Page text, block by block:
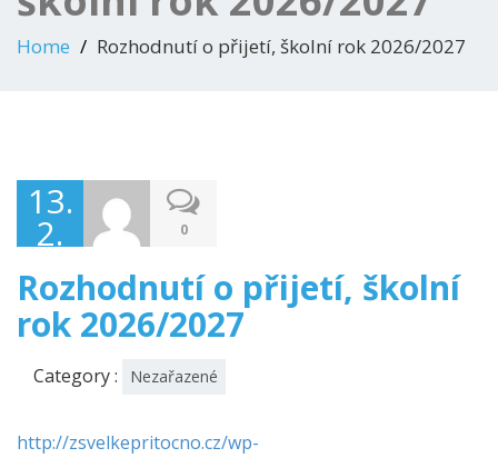
Home Rozhodnutí o přijetí, školní rok 2026/2027
13.
2.
2026
0
Rozhodnutí o přijetí, školní
rok 2026/2027
Category : Nezařazené
http://zsvelkepritocno.cz/wp-